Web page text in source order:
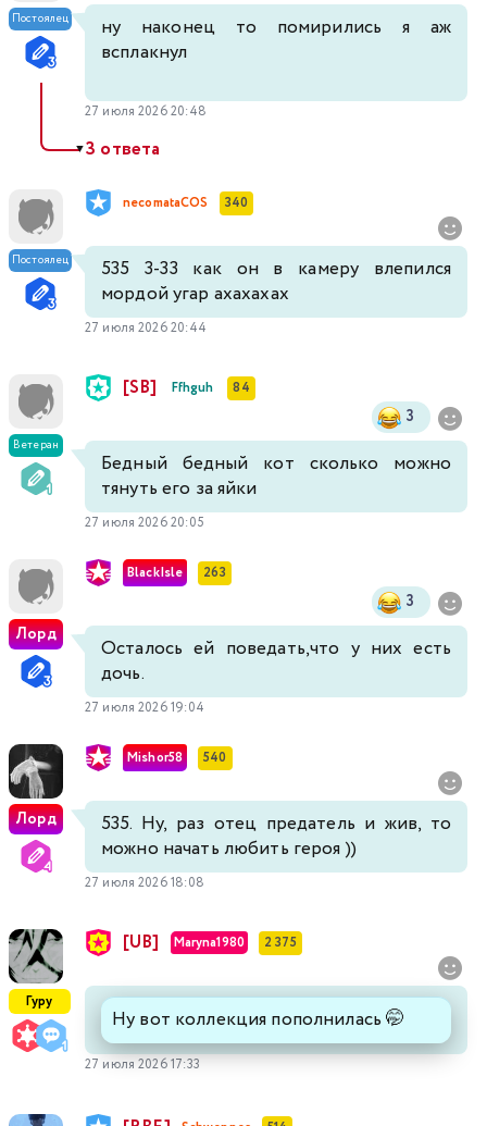
Постоялец
ну наконец то помирились я аж
всплакнул
27 июля 2026 20:48
▼3 ответа
Постоялец
necomataCOS 340
535 3-33 как он в камеру влепился
мордой угар ахахахах
27 июля 2026 20:44
Ветеран
[SB] Ffhguh 84
3
Бедный бедный кот сколько можно
тянуть его за яйки
27 июля 2026 20:05
Лорд
BlackIsle 263
3
Осталось ей поведать,что у них есть
дочь.
27 июля 2026 19:04
Лорд
Mishor58 540
535. Ну, раз отец предатель и жив, то
можно начать любить героя ))
27 июля 2026 18:08
Гуру
[UB] Maryna1980 2 375
Ну вот коллекция пополнилась 🤭
27 июля 2026 17:33